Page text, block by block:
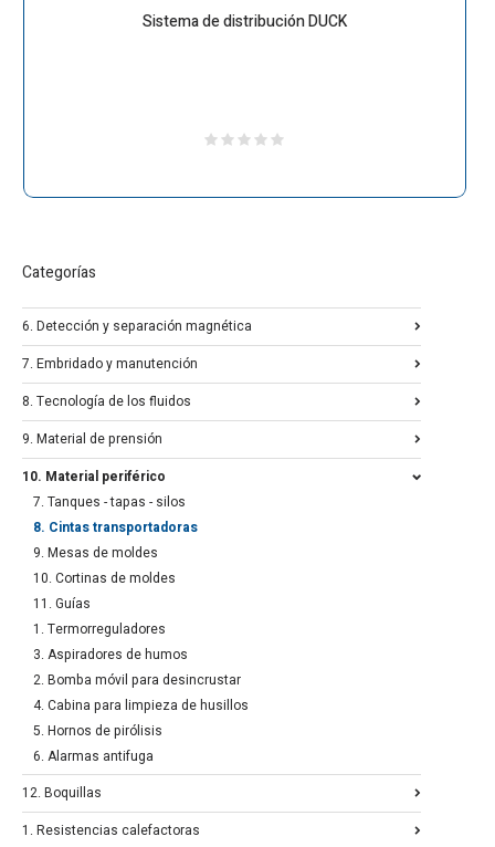
Sistema de distribución DUCK
Categorías
6. Detección y separación magnética
7. Embridado y manutención
8. Tecnología de los fluidos
9. Material de prensión
10. Material periférico
7. Tanques - tapas - silos
8. Cintas transportadoras
9. Mesas de moldes
10. Cortinas de moldes
11. Guías
1. Termorreguladores
3. Aspiradores de humos
2. Bomba móvil para desincrustar
4. Cabina para limpieza de husillos
5. Hornos de pirólisis
6. Alarmas antifuga
12. Boquillas
1. Resistencias calefactoras